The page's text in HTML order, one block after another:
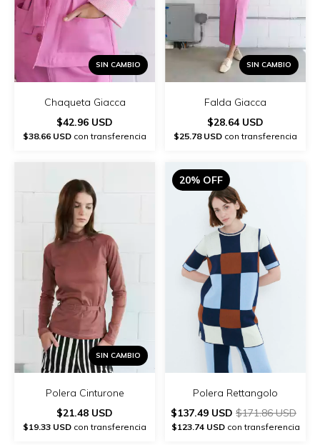
SIN CAMBIO
Chaqueta Giacca
$42.96 USD
$38.66 USD con transferencia
SIN CAMBIO
Falda Giacca
$28.64 USD
$25.78 USD con transferencia
SIN CAMBIO
Polera Cinturone
$21.48 USD
$19.33 USD con transferencia
20% OFF
Polera Rettangolo
$137.49 USD $171.86 USD
$123.74 USDcon transferencia